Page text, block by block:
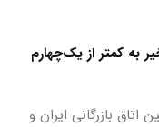
به کمتر از یک‌چهارم
بازرگانی ایران و